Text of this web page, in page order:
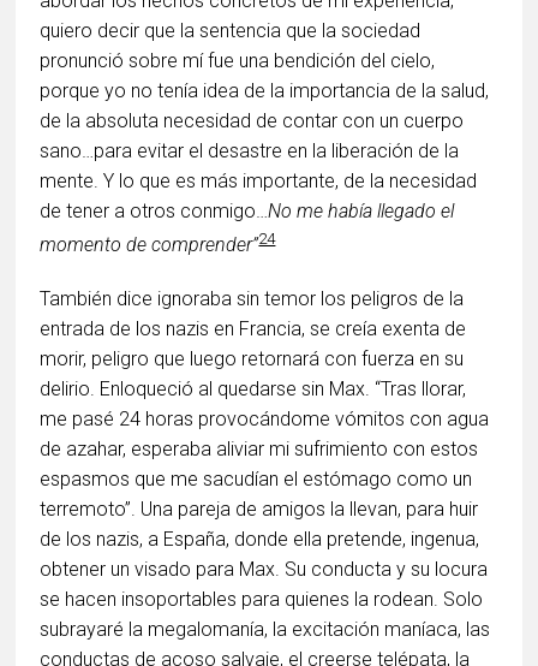
quiero decir que la sentencia que la sociedad
pronunció sobre mí fue una bendición del cielo,
porque yo no tenía idea de la importancia de la salud,
de la absoluta necesidad de contar con un cuerpo
sano…para evitar el desastre en la liberación de la
mente. Y lo que es más importante, de la necesidad
de tener a otros conmigo…No me había llegado el
momento de comprender”24
También dice ignoraba sin temor los peligros de la
entrada de los nazis en Francia, se creía exenta de
morir, peligro que luego retornará con fuerza en su
delirio. Enloqueció al quedarse sin Max. “Tras llorar,
me pasé 24 horas provocándome vómitos con agua
de azahar, esperaba aliviar mi sufrimiento con estos
espasmos que me sacudían el estómago como un
terremoto”. Una pareja de amigos la llevan, para huir
de los nazis, a España, donde ella pretende, ingenua,
obtener un visado para Max. Su conducta y su locura
se hacen insoportables para quienes la rodean. Solo
subrayaré la megalomanía, la excitación maníaca, las
conductas de acoso salvaje, el creerse telépata, la